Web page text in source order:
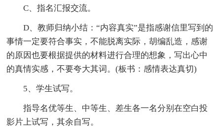
C、指名汇报交流。
D、教师归纳小结：“内容真实”是指感谢信里写到的
事情一定要符合事实，不能脱离实际，胡编乱造，感谢
的原因也要根据提供的材料进行合理的想象，写出心中
的真情实感，不要夸大其词。(板书：感情表达真切)
5、学生试写。
指导名优等生、中等生、差生各一名分别在空白投
影片上试写，其余自写。